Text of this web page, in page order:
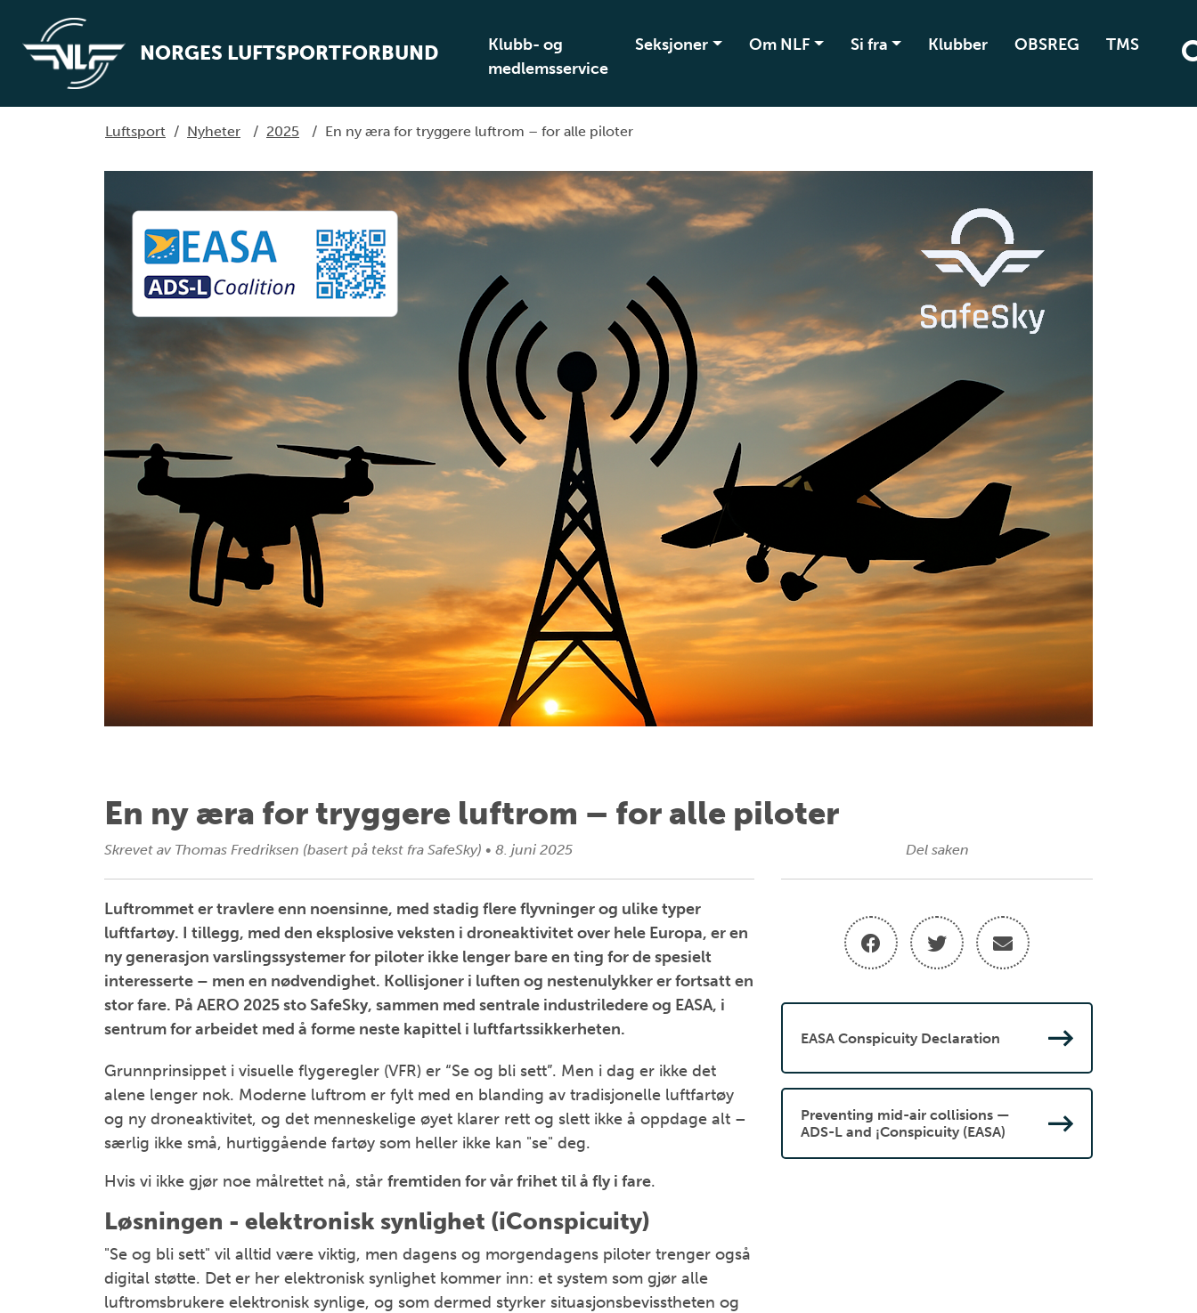
NORGES LUFTSPORTFORBUND
Klubb- og
medlemsservice
Seksjoner Om NLF Si fra Klubber OBSREG TMS
Luftsport / Nyheter / 2025 / En ny æra for tryggere luftrom – for alle piloter
En ny æra for tryggere luftrom – for alle piloter
Skrevet av Thomas Fredriksen (basert på tekst fra SafeSky) • 8. juni 2025
Luftrommet er travlere enn noensinne, med stadig flere flyvninger og ulike typer
luftfartøy. I tillegg, med den eksplosive veksten i droneaktivitet over hele Europa, er en
ny generasjon varslingssystemer for piloter ikke lenger bare en ting for de spesielt
interesserte – men en nødvendighet. Kollisjoner i luften og nestenulykker er fortsatt en
stor fare. På AERO 2025 sto SafeSky, sammen med sentrale industriledere og EASA, i
sentrum for arbeidet med å forme neste kapittel i luftfartssikkerheten.
Grunnprinsippet i visuelle flygeregler (VFR) er “Se og bli sett”. Men i dag er ikke det
alene lenger nok. Moderne luftrom er fylt med en blanding av tradisjonelle luftfartøy
og ny droneaktivitet, og det menneskelige øyet klarer rett og slett ikke å oppdage alt –
særlig ikke små, hurtiggående fartøy som heller ikke kan "se" deg.
Hvis vi ikke gjør noe målrettet nå, står fremtiden for vår frihet til å fly i fare.
Løsningen - elektronisk synlighet (iConspicuity)
"Se og bli sett" vil alltid være viktig, men dagens og morgendagens piloter trenger også
digital støtte. Det er her elektronisk synlighet kommer inn: et system som gjør alle
luftromsbrukere elektronisk synlige, og som dermed styrker situasjonsbevisstheten og
Del saken
EASA Conspicuity Declaration
Preventing mid-air collisions —
ADS-L and ¡Conspicuity (EASA)